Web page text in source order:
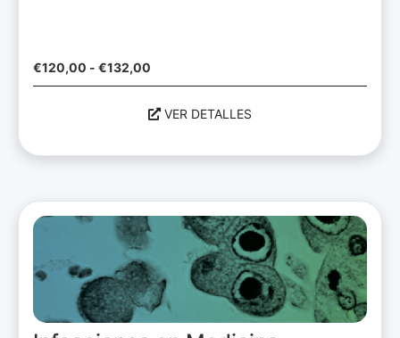
€120,00 - €132,00
VER DETALLES